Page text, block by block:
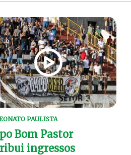
PAULISTA
Bom Pastor
ingressos